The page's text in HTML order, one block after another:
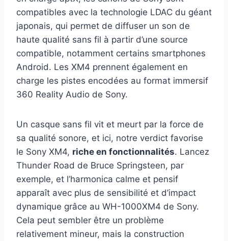
compatibles avec la technologie LDAC du géant
japonais, qui permet de diffuser un son de
haute qualité sans fil à partir d’une source
compatible, notamment certains smartphones
Android. Les XM4 prennent également en
charge les pistes encodées au format immersif
360 Reality Audio de Sony.
Un casque sans fil vit et meurt par la force de
sa qualité sonore, et ici, notre verdict favorise
le Sony XM4, riche en fonctionnalités. Lancez
Thunder Road de Bruce Springsteen, par
exemple, et l’harmonica calme et pensif
apparaît avec plus de sensibilité et d’impact
dynamique grâce au WH-1000XM4 de Sony.
Cela peut sembler être un problème
relativement mineur, mais la construction